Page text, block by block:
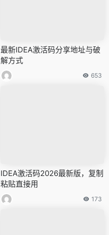
最新IDEA激活码分享地址与破
解方式
653
IDEA激活码2026最新版，复制
粘贴直接用
173